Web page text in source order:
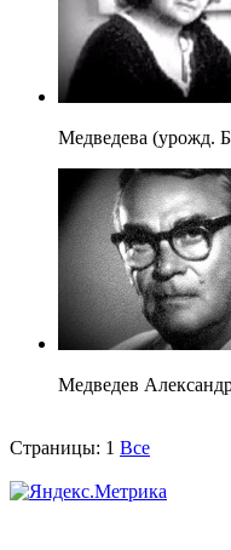
Медведева (урожд.
Медведев
Страницы: 1 Все